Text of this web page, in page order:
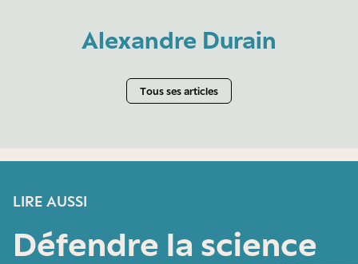
Alexandre Durain
Tous ses articles
LIRE AUSSI
Défendre la science